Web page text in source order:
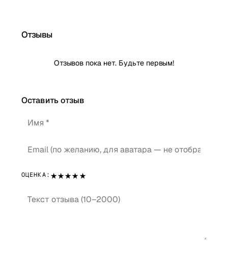
Отзывы
Отзывов пока нет. Будьте первым!
Оставить отзыв
ОЦЕНКА: ★★★★★